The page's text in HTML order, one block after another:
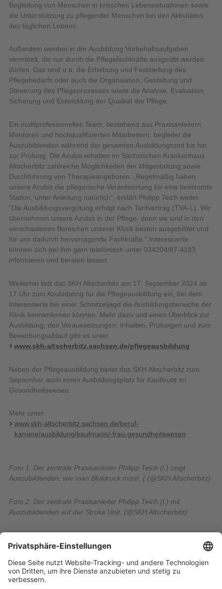
Begleitung von Menschen in kritischen Lebenssituationen sowie
die Unterstützung zu pflegender Menschen bei den Aktivitäten
des täglichen Lebens.
Außerdem werden in der Ausbildung Vorbehaltsaufgaben
vermittelt, die nur durch die Pflegefachkräfte ausgeübt werden
dürfen. Das sind u.a. die Erhebung und Feststellung des
Pflegebedarfs oder auch die Organisation, Gestaltung und
Steuerung des Pflegeprozesses sowie die Analyse, Evaluation,
Sicherung und Entwicklung der Qualität der Pflege.
Ein multiprofessionelles Team, bestehend aus Praxisanleitern,
Mentoren und hochqualifizierten Mitarbeitern, begleitet die
Auszubildenden während der gesamten Ausbildungszeit bis hin
zur Prüfung. Die Azubis erhalten im Sächsischen Krankenhaus
Altscherbitz zahlreiche Möglichkeiten der Mitgestaltung sowie
Durchführung von Therapieangeboten. „Regelmäßig haben
unsere Azubis die pflegerische Verantwortung für eine bestimmte
Station, unter Anleitung natürlich“, erklärt Philipp Teich weiter.
"Die Ausbildungsvergütung erfolgt nach Tarifvertrag (TVA-L). Wir
übernehmen unsere Azubis in der Pflege, denn sie sind in den
verschiedenen Bereichen unserer Klinik besten ausgebildet und
für uns dadurch hervorragende Fachkräfte." Interessierte
können sich bei ihm gern telefonisch unter 034204/87-4183
informieren und beraten lassen.
Weiterhin lädt das SKH Altscherbitz am 17. September 2024 ab
17 Uhr zum Azubidating für die Pflegeausbildung ein, bei dem
Interessierte bei einer Schnitzeljagd die Ausbildungsbereiche der
Klinik kennenlernen können. Mehr dazu und einen Überblick zur
Ausbildung, den Voraussetzungen, Inhalten, Prüfungen und zum
Bewerbungsablauf gibt es unter
www.skh-altscherbitz.sachsen.de/pflegeausbildung
Neben der Pflegeausbildung bietet das SKH Altscherbitz zum
September auch einen Ausbildungsplatz für Kaufleute im
Gesundheitswesen.
Mehr unter:
www.skh-altscherbitz.sachsen.de/beruf-
karriere/ausbildung/kaufmann/-frau-gesundheitswesen
.
Foto 1: Der zentrale Praxisanleiter Philipp Teich (l.) zeigt
Auszubildenden, wie man Blutdruck misst. ( (@SKH Altscherbitz)
Foto 2: Der zentrale Praxisanleiter Philipp Teich (l.) mit
Auszubildenden auf der Stroke Unit. (@SKH Altscherbitz)
Öffentlichkeitsarbeit
Jana Göcke